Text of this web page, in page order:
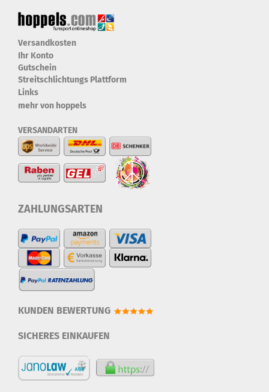
Versandkosten
Ihr Konto
Gutschein
Streitschlichtungs Plattform
Links
mehr von hoppels
VERSANDARTEN
ZAHLUNGSARTEN
KUNDEN BEWERTUNG
SICHERES EINKAUFEN